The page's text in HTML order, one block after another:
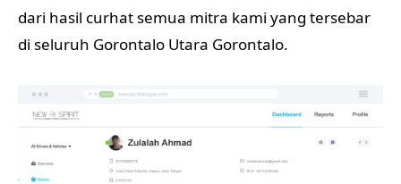
dari hasil curhat semua mitra kami yang tersebar
di seluruh Gorontalo Utara Gorontalo.